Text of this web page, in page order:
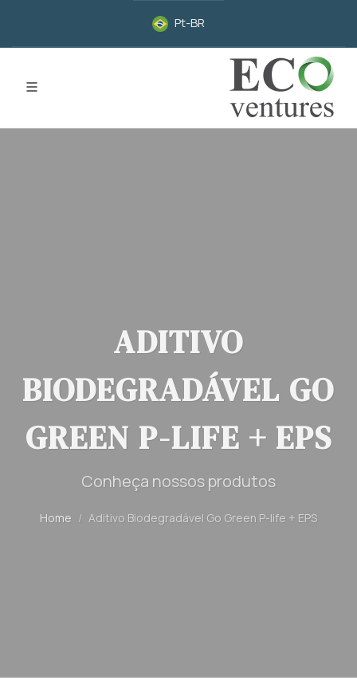
Pt-BR
ADITIVO
BIODEGRADÁVEL GO
GREEN P-LIFE + EPS
Conheça nossos produtos
Home Aditivo Biodegradável Go Green P-life + EPS